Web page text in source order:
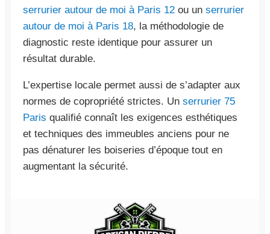
serrurier autour de moi à Paris 12 ou un serrurier
autour de moi à Paris 18, la méthodologie de
diagnostic reste identique pour assurer un
résultat durable.
L’expertise locale permet aussi de s’adapter aux
normes de copropriété strictes. Un serrurier 75
Paris qualifié connaît les exigences esthétiques
et techniques des immeubles anciens pour ne
pas dénaturer les boiseries d’époque tout en
augmentant la sécurité.